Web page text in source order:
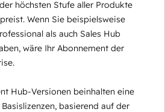
höchsten Stufe aller Produkte
Wenn Sie beispielsweise
als auch Sales Hub
wäre Ihr Abonnement der
Hub-Versionen beinhalten eine
basierend auf der